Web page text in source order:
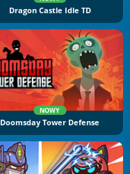
Dragon Castle Idle TD
NOWY
Doomsday Tower Defense